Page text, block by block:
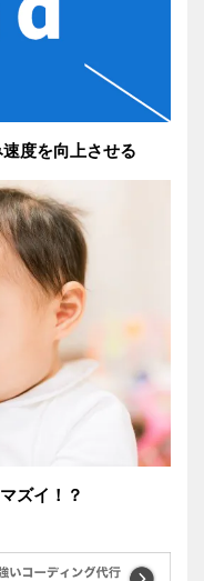
度を向上させる
ズイ！？